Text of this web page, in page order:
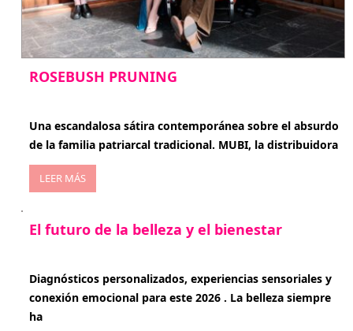
ROSEBUSH PRUNING
Una escandalosa sátira contemporánea sobre el absurdo
de la familia patriarcal tradicional. MUBI, la distribuidora
LEER MÁS
El futuro de la belleza y el bienestar
Diagnósticos personalizados, experiencias sensoriales y
conexión emocional para este 2026 . La belleza siempre
ha